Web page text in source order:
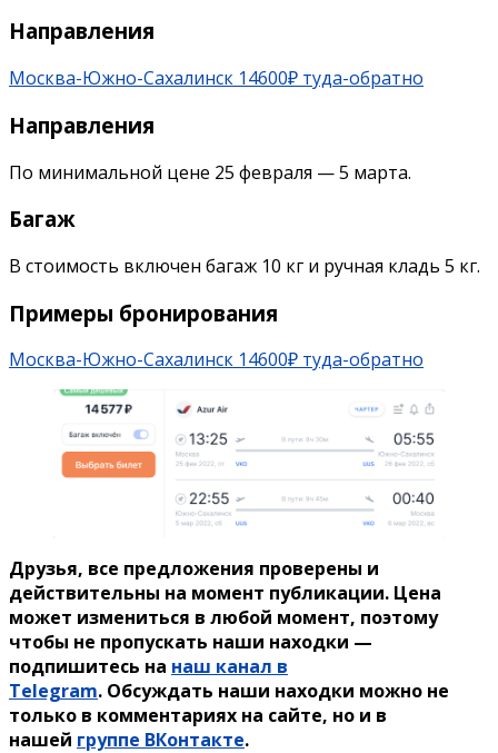
Направления
Москва-Южно-Сахалинск 14600₽ туда-обратно
Направления
По минимальной цене 25 февраля — 5 марта.
Багаж
В стоимость включен багаж 10 кг и ручная кладь 5 кг.
Примеры бронирования
Москва-Южно-Сахалинск 14600₽ туда-обратно
Друзья, все предложения проверены и
действительны на момент публикации. Цена
может измениться в любой момент, поэтому
чтобы не пропускать наши находки —
подпишитесь на наш канал в
Telegram. Обсуждать наши находки можно не
только в комментариях на сайте, но и в
нашей группе ВКонтакте.